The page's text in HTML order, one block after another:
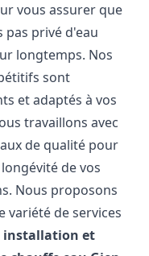
vous assurer que
pas privé d'eau
longtemps. Nos
sont
et adaptés à vos
travaillons avec
de qualité pour
de vos
Nous proposons
variété de services
installation et